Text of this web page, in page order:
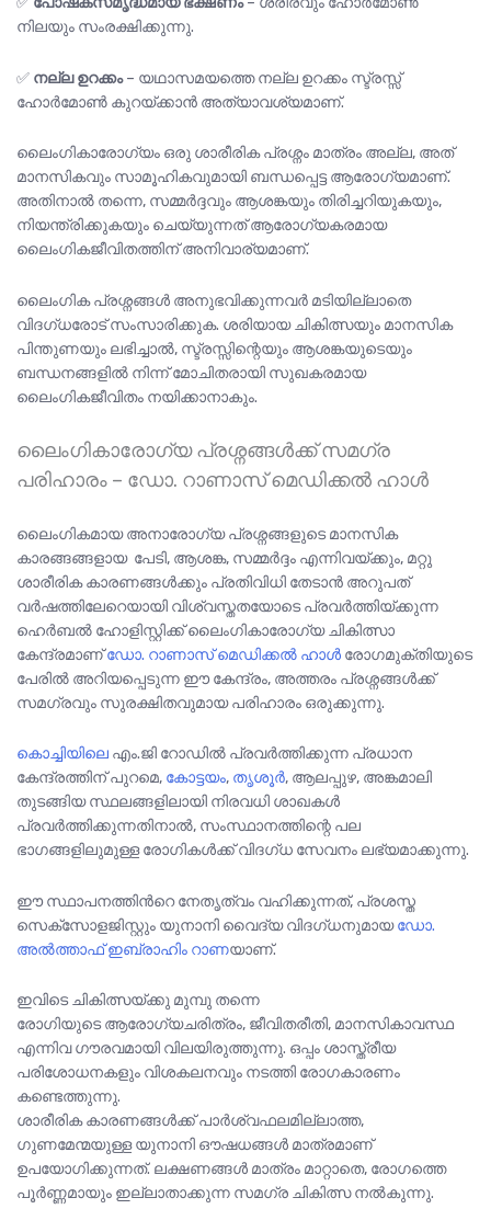
നിലയും സംരക്ഷിക്കുന്നു.
✅ നല്ല ഉറക്കം– യഥാസമയത്തെ നല്ല ഉറക്കം സ്ട്രസ്സ്
ഹോർമോൺ കുറയ്ക്കാൻ അത്യാവശ്യമാണ്.
ലൈംഗികാരോഗ്യം ഒരു ശാരീരിക പ്രശ്നം മാത്രം അല്ല, അത്
മാനസികവും സാമൂഹികവുമായി ബന്ധപ്പെട്ട ആരോഗ്യമാണ്.
അതിനാൽ തന്നെ, സമ്മർദ്ദവും ആശങ്കയും തിരിച്ചറിയുകയും,
നിയന്ത്രിക്കുകയും ചെയ്യുന്നത് ആരോഗ്യകരമായ
ലൈംഗികജീവിതത്തിന് അനിവാര്യമാണ്.
ലൈംഗിക പ്രശ്നങ്ങൾ അനുഭവിക്കുന്നവർ മടിയില്ലാതെ
വിദഗ്ധരോട് സംസാരിക്കുക. ശരിയായ ചികിത്സയും മാനസിക
പിന്തുണയും ലഭിച്ചാൽ, സ്ട്രസ്സിന്റെയും ആശങ്കയുടെയും
ബന്ധനങ്ങളിൽ നിന്ന് മോചിതരായി സുഖകരമായ
ലൈംഗികജീവിതം നയിക്കാനാകും.
ലൈംഗികാരോഗ്യ പ്രശ്നങ്ങൾക്ക് സമഗ്ര
പരിഹാരം – ഡോ. റാണാസ് മെഡിക്കൽ ഹാൾ
ലൈംഗികമായ അനാരോഗ്യ പ്രശ്നങ്ങളുടെ മാനസിക
കാരങ്ങങ്ങളായ പേടി, ആശങ്ക, സമ്മർദ്ദം എന്നിവയ്ക്കും, മറ്റു
ശാരീരിക കാരണങ്ങൾക്കും പ്രതിവിധി തേടാൻ അറുപത്
വർഷത്തിലേറെയായി വിശ്വസ്തതയോടെ പ്രവർത്തിയ്ക്കുന്ന
ഹെർബൽ ഹോളിസ്റ്റിക്ക് ലൈംഗികാരോഗ്യ ചികിത്സാ
കേന്ദ്രമാണ്ഡോ. റാണാസ് മെഡിക്കൽ ഹാൾ രോഗമുക്തിയുടെ
പേരിൽ അറിയപ്പെടുന്ന ഈ കേന്ദ്രം, അത്തരം പ്രശ്നങ്ങൾക്ക്
സമഗ്രവും സുരക്ഷിതവുമായ പരിഹാരം ഒരുക്കുന്നു.
കൊച്ചിയിലെ എം.ജി റോഡിൽ പ്രവർത്തിക്കുന്ന പ്രധാന
കേന്ദ്രത്തിന് പുറമെ, കോട്ടയം, തൃശൂർ, ആലപ്പുഴ, അങ്കമാലി
തുടങ്ങിയ സ്ഥലങ്ങളിലായി നിരവധി ശാഖകൾ
പ്രവർത്തിക്കുന്നതിനാൽ, സംസ്ഥാനത്തിന്റെ പല
ഭാഗങ്ങളിലുമുള്ള രോഗികൾക്ക് വിദഗ്ധ സേവനം ലഭ്യമാക്കുന്നു.
ഈ സ്ഥാപനത്തിന്‍റെ നേതൃത്വം വഹിക്കുന്നത്, പ്രശസ്ത
സെക്സോളജിസ്റ്റും യുനാനി വൈദ്യ വിദഗ്ധനുമായഡോ.
അൽത്താഫ് ഇബ്രാഹിം റാണയാണ്.
ഇവിടെ ചികിത്സയ്ക്കു മുമ്പു തന്നെ
രോഗിയുടെ ആരോഗ്യചരിത്രം, ജീവിതരീതി, മാനസികാവസ്ഥ
എന്നിവ ഗൗരവമായി വിലയിരുത്തുന്നു. ഒപ്പം ശാസ്ത്രീയ
പരിശോധനകളും വിശകലനവും നടത്തി രോഗകാരണം
കണ്ടെത്തുന്നു.
ശാരീരിക കാരണങ്ങൾക്ക് പാർശ്വഫലമില്ലാത്ത,
ഗുണമേന്മയുള്ള യുനാനി ഔഷധങ്ങൾ മാത്രമാണ്
ഉപയോഗിക്കുന്നത്. ലക്ഷണങ്ങൾ മാത്രം മാറ്റാതെ, രോഗത്തെ
പൂർണ്ണമായും ഇല്ലാതാക്കുന്ന സമഗ്ര ചികിത്സ നൽകുന്നു.